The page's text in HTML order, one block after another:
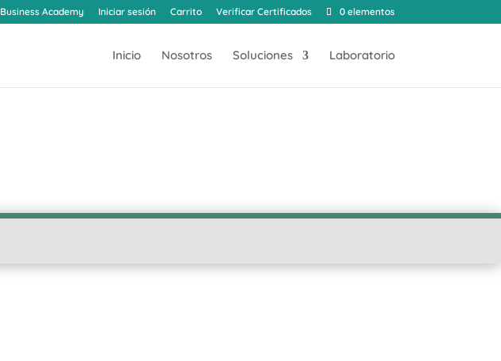
Academy Iniciar sesión Carrito Verificar Certificados 0 elementos
Inicio Nosotros Soluciones Laboratorio